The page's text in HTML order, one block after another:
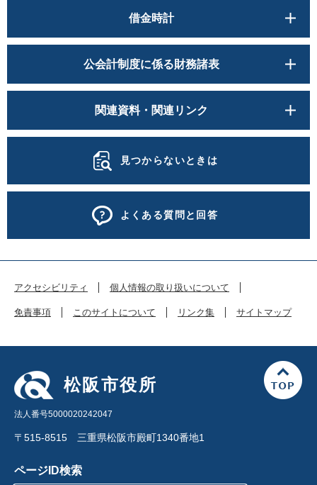
借金時計
公会計制度に係る財務諸表
関連資料・関連リンク
見つからないときは
よくある質問と回答
アクセシビリティ 個人情報の取り扱いについて
免責事項 このサイトについて リンク集 サイトマップ
松阪市役所
法人番号5000020242047
〒515-8515 三重県松阪市殿町1340番地1
ページID検索